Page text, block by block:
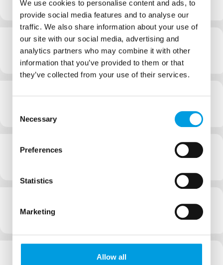
We use cookies to personalise content and ads, to
provide social media features and to analyse our
traffic. We also share information about your use of
our site with our social media, advertising and
analytics partners who may combine it with other
information that you’ve provided to them or that
they’ve collected from your use of their services.
Selection
Necessary
Preferences
Statistics
Marketing
Allow all
Stiahnuť leták
Akciový leták 05/2025
Stiahnuť leták
Akciový leták 04/2025
Akciový leták 01/2025